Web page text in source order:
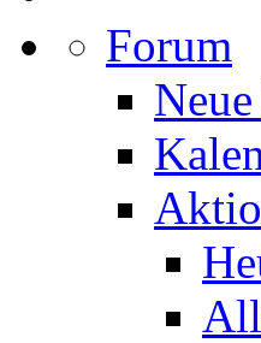
Forum